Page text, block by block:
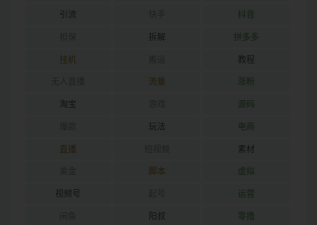
引流 抖音
拆解 拼多多
挂机 教程
流量 涨粉
淘宝 源码
玩法 电商
直播 素材
脚本 虚拟
视频号 运营
阳叔 零撸